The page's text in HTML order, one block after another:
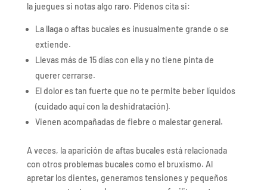
la juegues si notas algo raro. Pídenos cita si:
La llaga o aftas bucales es inusualmente grande o se
extiende.
Llevas más de 15 días con ella y no tiene pinta de
querer cerrarse.
El dolor es tan fuerte que no te permite beber líquidos
(cuidado aquí con la deshidratación).
Vienen acompañadas de fiebre o malestar general.
A veces, la aparición de aftas bucales está relacionada
con otros problemas bucales como el bruxismo. Al
apretar los dientes, generamos tensiones y pequeños